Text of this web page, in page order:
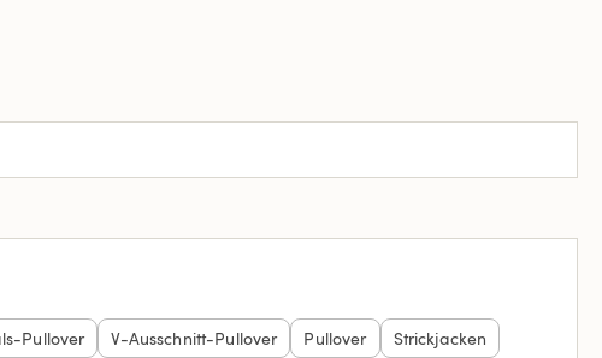
Pullover V-Ausschnitt-Pullover Pullover Strickjacken